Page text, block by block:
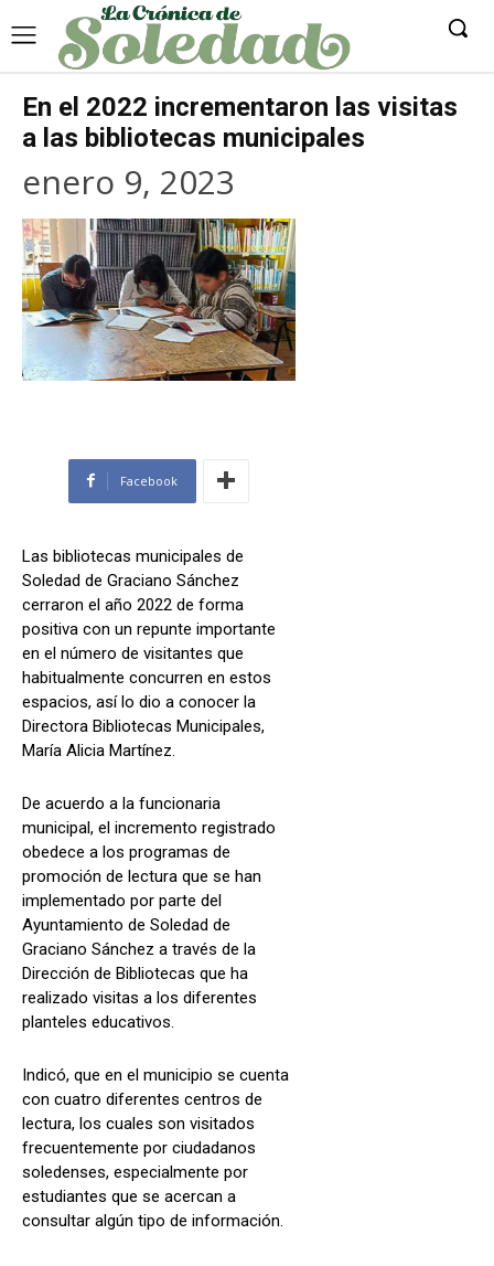
En el 2022 incrementaron las visitas
a las bibliotecas municipales
enero 9, 2023
Facebook
Las bibliotecas municipales de
Soledad de Graciano Sánchez
cerraron el año 2022 de forma
positiva con un repunte importante
en el número de visitantes que
habitualmente concurren en estos
espacios, así lo dio a conocer la
Directora Bibliotecas Municipales,
María Alicia Martínez.
De acuerdo a la funcionaria
municipal, el incremento registrado
obedece a los programas de
promoción de lectura que se han
implementado por parte del
Ayuntamiento de Soledad de
Graciano Sánchez a través de la
Dirección de Bibliotecas que ha
realizado visitas a los diferentes
planteles educativos.
Indicó, que en el municipio se cuenta
con cuatro diferentes centros de
lectura, los cuales son visitados
frecuentemente por ciudadanos
soledenses, especialmente por
estudiantes que se acercan a
consultar algún tipo de información.